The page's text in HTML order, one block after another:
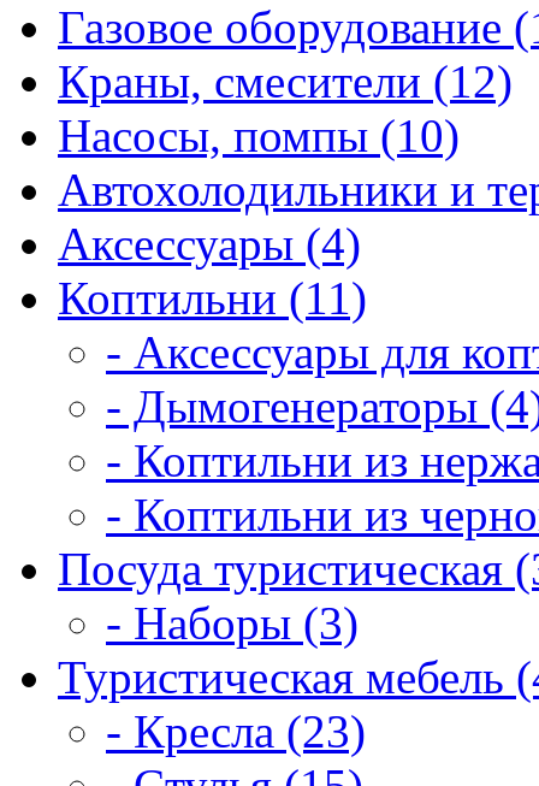
Газовое оборудование
Краны, смесители (12)
Насосы, помпы (10)
Автохолодильники и
Аксессуары (4)
Коптильни (11)
- Аксессуары для
- Дымогенераторы
- Коптильни из
- Коптильни из
Посуда туристическая
- Наборы (3)
Туристическая мебель
- Кресла (23)